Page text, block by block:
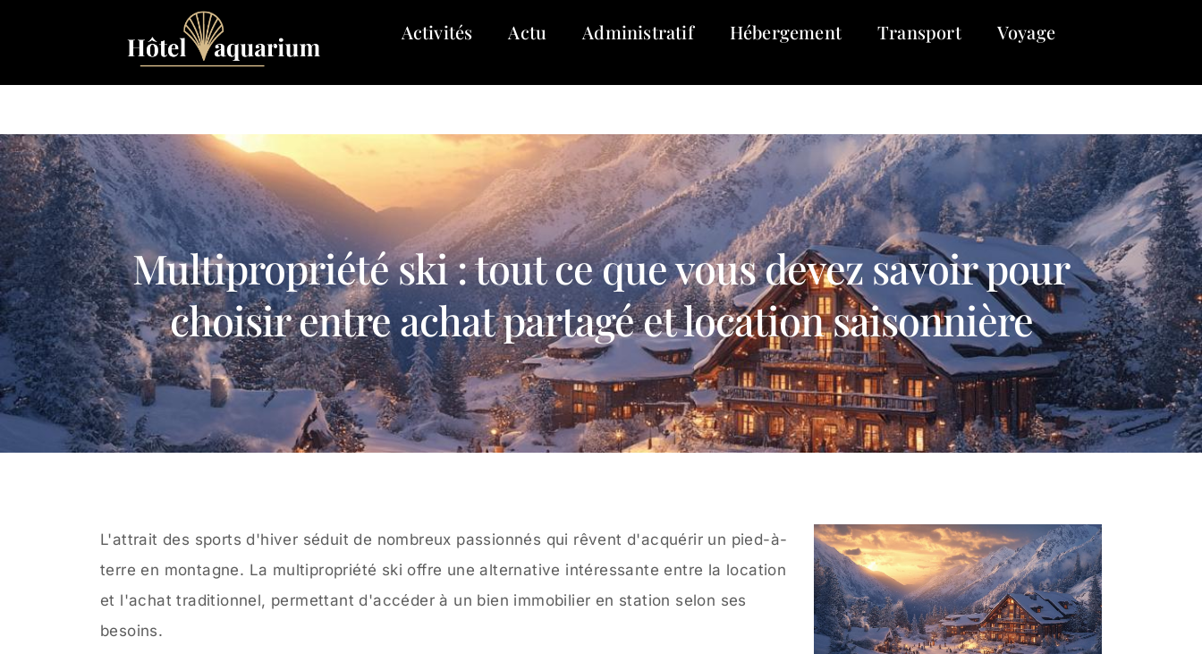
Activités Actu Administratif Hébergement Transport Voyage
Multipropriété ski : tout ce que vous devez savoir pour
choisir entre achat partagé et location saisonnière
L'attrait des sports d'hiver séduit de nombreux passionnés qui rêvent d'acquérir un pied-à-
terre en montagne. La multipropriété ski offre une alternative intéressante entre la location
et l'achat traditionnel, permettant d'accéder à un bien immobilier en station selon ses
besoins.